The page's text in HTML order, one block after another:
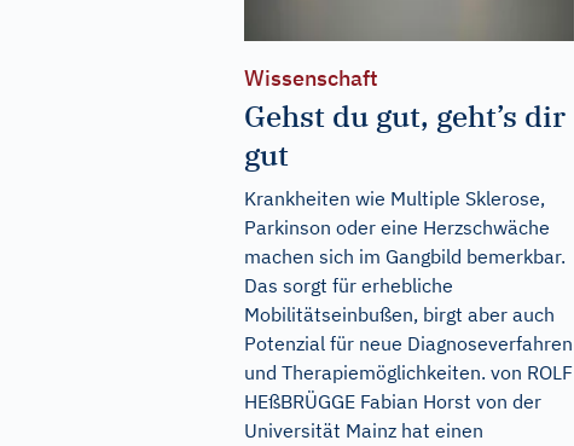
Wissenschaft
Gehst du gut, geht’s dir
gut
Krankheiten wie Multiple Sklerose,
Parkinson oder eine Herzschwäche
machen sich im Gangbild bemerkbar.
Das sorgt für erhebliche
Mobilitätseinbußen, birgt aber auch
Potenzial für neue Diagnoseverfahren
und Therapiemöglichkeiten. von ROLF
HEßBRÜGGE Fabian Horst von der
Universität Mainz hat einen